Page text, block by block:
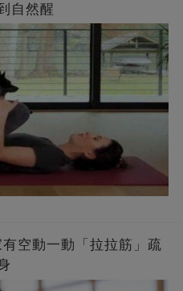
自然醒
空動一動「拉拉筋」疏